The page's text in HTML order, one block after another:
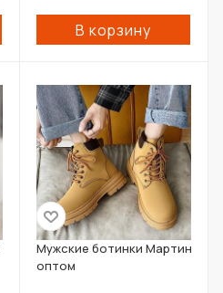
В корзину
Мужские ботинки Мартин
оптом